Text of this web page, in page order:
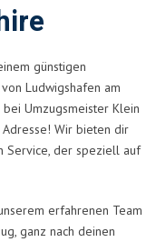
günstigen
Ludwigshafen am
bei Umzugsmeister Klein
Wir bieten dir
Service, der speziell auf
erfahrenen Team
ganz nach deinen